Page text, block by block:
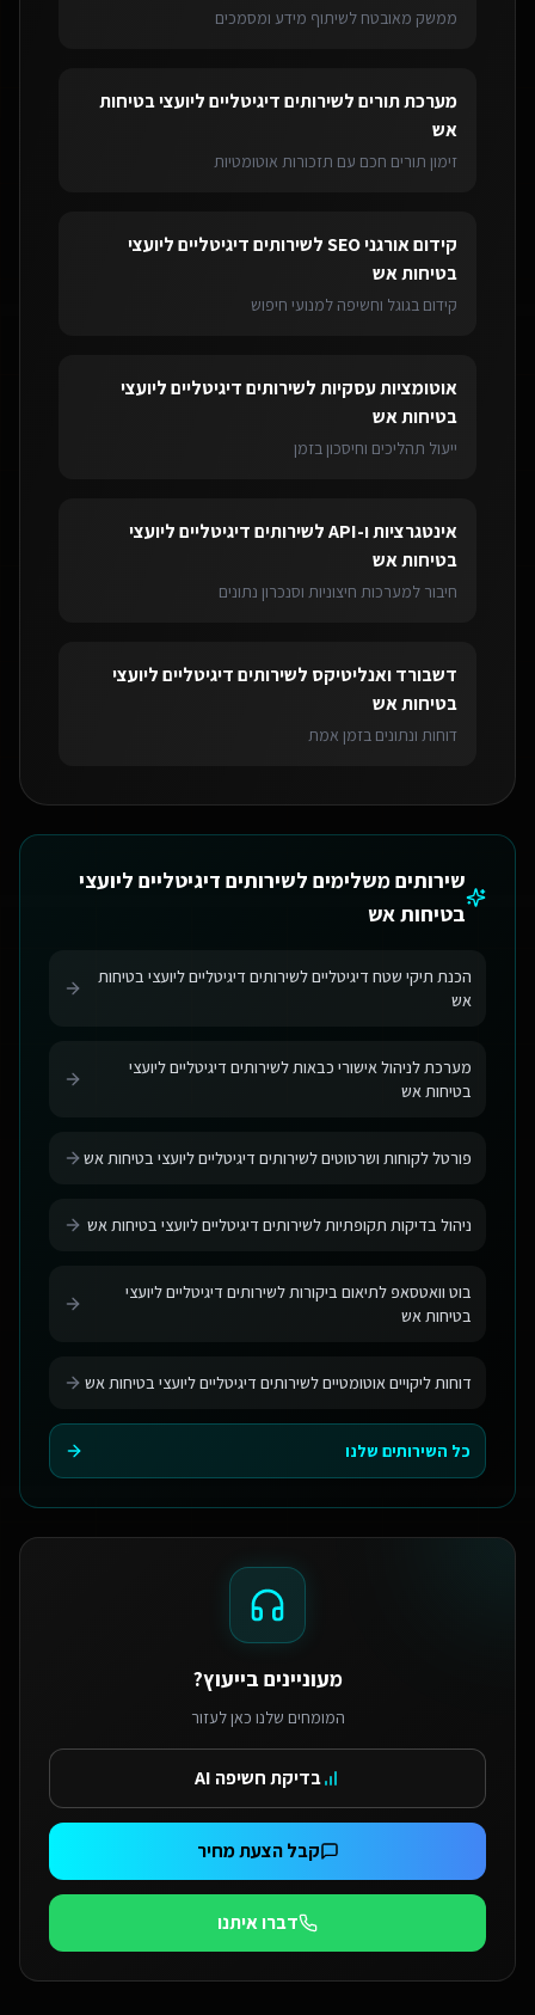
ממשק מאובטח לשיתוף מידע ומסמכים
מערכת תוריםלשירותים דיגיטליים ליועצי בטיחות
אש
זימון תורים חכם עם תזכורות אוטומטיות
קידום אורגני SEO לשירותים דיגיטליים ליועצי
בטיחות אש
קידום בגוגל וחשיפה למנועי חיפוש
אוטומציות עסקיותלשירותים דיגיטליים ליועצי
בטיחות אש
ייעול תהליכים וחיסכון בזמן
אינטגרציות ו-API לשירותים דיגיטליים ליועצי
בטיחות אש
חיבור למערכות חיצוניות וסנכרון נתונים
דשבורד ואנליטיקס לשירותים דיגיטליים ליועצי
בטיחות אש
דוחות ונתונים בזמן אמת
שירותים משלימים לשירותים דיגיטליים ליועצי
בטיחות אש
הכנת תיקי שטח דיגיטליים לשירותים דיגיטליים ליועצי בטיחות
אש
מערכת לניהול אישורי כבאות לשירותים דיגיטליים ליועצי
בטיחות אש
פורטל לקוחות ושרטוטים לשירותים דיגיטליים ליועצי בטיחות אש
ניהול בדיקות תקופתיות לשירותים דיגיטליים ליועצי בטיחות אש
בוט וואטסאפ לתיאום ביקורות לשירותים דיגיטליים ליועצי
בטיחות אש
דוחות ליקויים אוטומטיים לשירותים דיגיטליים ליועצי בטיחות אש
כל השירותים שלנו
מעוניינים בייעוץ?
המומחים שלנו כאן לעזור
בדיקת חשיפה AI
קבל הצעת מחיר
דברו איתנו